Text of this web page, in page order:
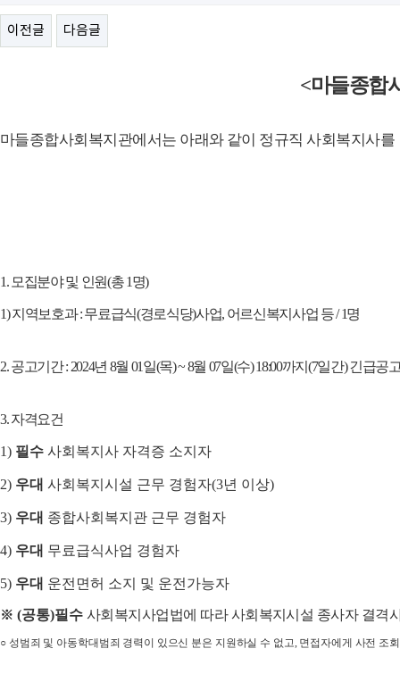
이전글 다음글
<마들종합
마들종합사회복지관에서는 아래와 같이 정규직 사회복지사를
1.모집분야 및 인원(총1명)
1)지역보호과:무료급식(경로식당)사업, 어르신복지사업 등/ 1명
2.공고기간: 2024년 8월 01일(목) ~ 8월 07일(수) 18:00까지(7일간)긴급공
3.자격요건
1) 필수 사회복지사 자격증 소지자
2) 우대 사회복지시설 근무 경험자(3년 이상)
3) 우대 종합사회복지관 근무 경험자
4) 우대 무료급식사업 경험자
5) 우대 운전면허 소지 및 운전가능자
※ (공통)필수 사회복지사업법에 따라 사회복지시설 종사자 결격
○ 성범죄 및 아동학대범죄 경력이 있으신 분은 지원하실 수 없고, 면접자에게 사전 조